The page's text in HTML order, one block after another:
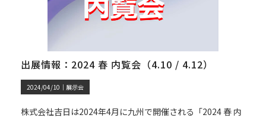
出展情報：2024 春 内覧会（4.10 / 4.12）
2024/04/10｜ 展示会
株式会社吉日は2024年4月に九州で開催される「2024 春 内